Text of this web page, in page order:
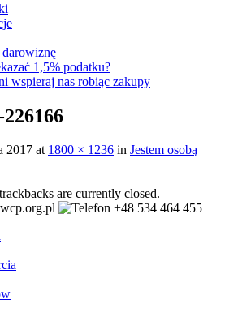
darowiznę
1,5% podatku?
wspieraj nas robiąc zakupy
2017 at 1800 × 1236 in Jestem osobą
are currently closed.
+48 534 464 455